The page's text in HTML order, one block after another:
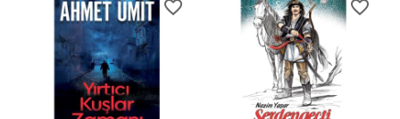
favorite_border favorite_border